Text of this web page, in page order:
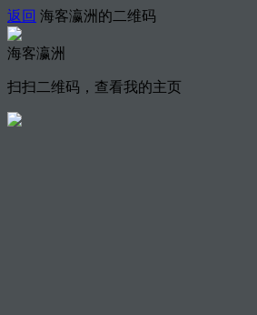
返回 海客瀛洲的二维码
海客瀛洲
扫扫二维码，查看我的主页